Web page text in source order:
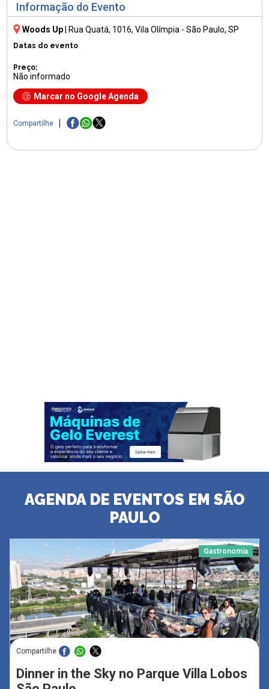
Informação do Evento
Woods Up Rua Quatá, 1016, Vila Olímpia - São Paulo, SP
Datas do evento
Preço:
Não informado
Marcar no Google Agenda
Compartilhe
AGENDA DE EVENTOS EM SÃO
PAULO
Gastronomia
Compartilhe
Dinner in the Sky no Parque Villa Lobos